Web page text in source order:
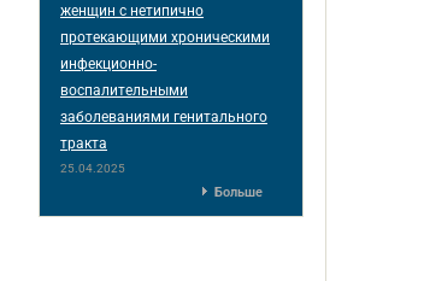
женщин с нетипично
протекающими хроническими
инфекционно-
воспалительными
заболеваниями генитального
тракта
25.04.2025
Больше